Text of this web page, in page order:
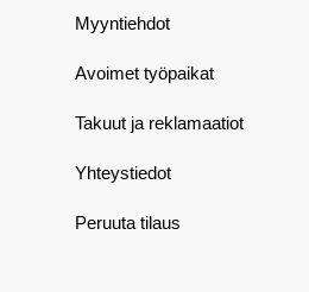
Myyntiehdot
Avoimet työpaikat
Takuut ja reklamaatiot
Yhteystiedot
Peruuta tilaus